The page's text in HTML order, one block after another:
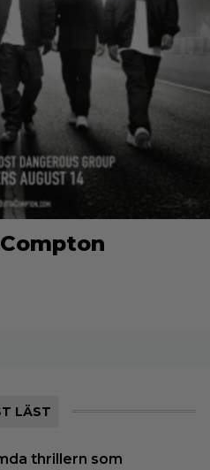
LÄST
thrillern som